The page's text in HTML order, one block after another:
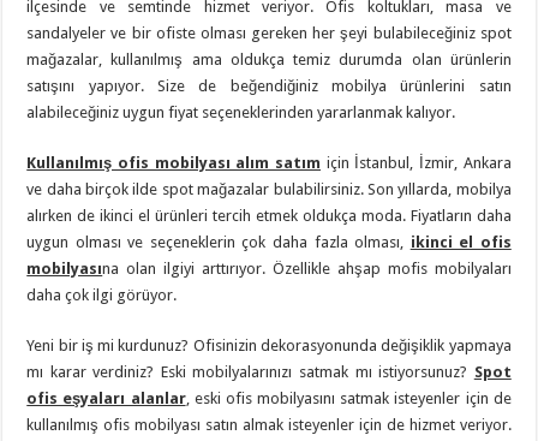
ilçesinde ve semtinde hizmet veriyor. Ofis koltukları, masa ve
sandalyeler ve bir ofiste olması gereken her şeyi bulabileceğiniz spot
mağazalar, kullanılmış ama oldukça temiz durumda olan ürünlerin
satışını yapıyor. Size de beğendiğiniz mobilya ürünlerini satın
alabileceğiniz uygun fiyat seçeneklerinden yararlanmak kalıyor.
Kullanılmış ofis mobilyası alım satım için İstanbul, İzmir, Ankara
ve daha birçok ilde spot mağazalar bulabilirsiniz. Son yıllarda, mobilya
alırken de ikinci el ürünleri tercih etmek oldukça moda. Fiyatların daha
uygun olması ve seçeneklerin çok daha fazla olması, ikinci el ofis
mobilyasına olan ilgiyi arttırıyor. Özellikle ahşap mofis mobilyaları
daha çok ilgi görüyor.
Yeni bir iş mi kurdunuz? Ofisinizin dekorasyonunda değişiklik yapmaya
mı karar verdiniz? Eski mobilyalarınızı satmak mı istiyorsunuz? Spot
ofis eşyaları alanlar, eski ofis mobilyasını satmak isteyenler için de
kullanılmış ofis mobilyası satın almak isteyenler için de hizmet veriyor.